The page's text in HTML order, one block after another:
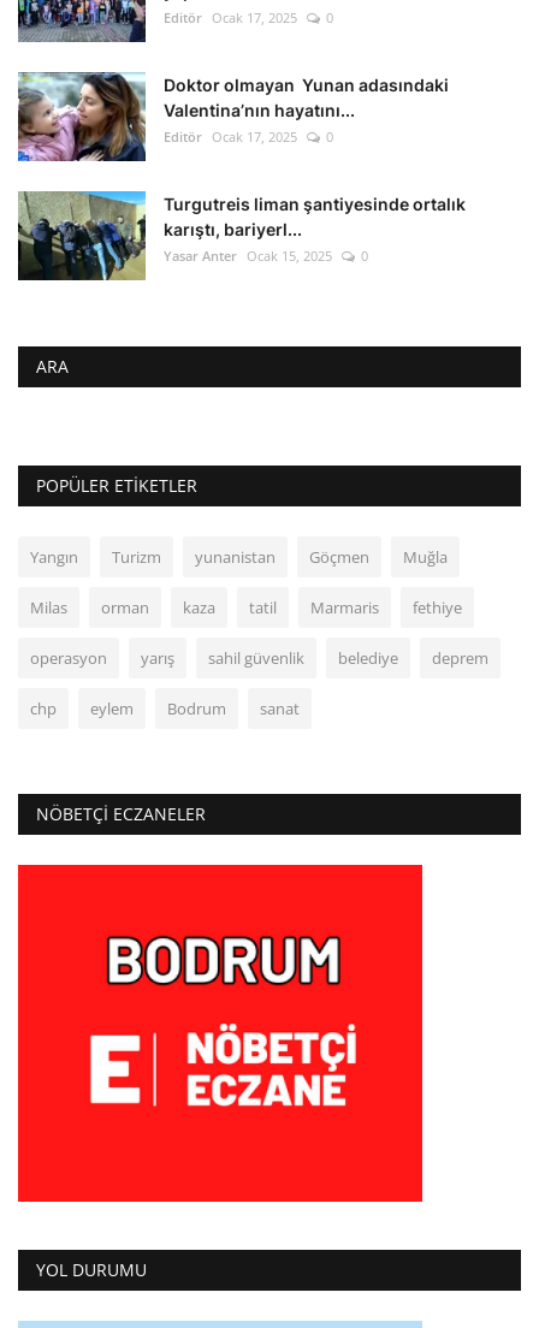
Editör Ocak 17, 2025 0
Doktor olmayan Yunan adasındaki
Valentina’nın hayatını...
Editör Ocak 17, 2025 0
Turgutreis liman şantiyesinde ortalık
karıştı, bariyerl...
Yasar Anter Ocak 15, 2025 0
ARA
POPÜLER ETIKETLER
Yangın Turizm yunanistan Göçmen Muğla
Milas orman kaza tatil Marmaris fethiye
operasyon yarış sahil güvenlik belediye deprem
chp eylem Bodrum sanat
NÖBETÇI ECZANELER
YOL DURUMU